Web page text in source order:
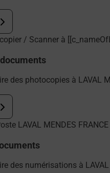
des photocopies à LAVAL
des numérisations à